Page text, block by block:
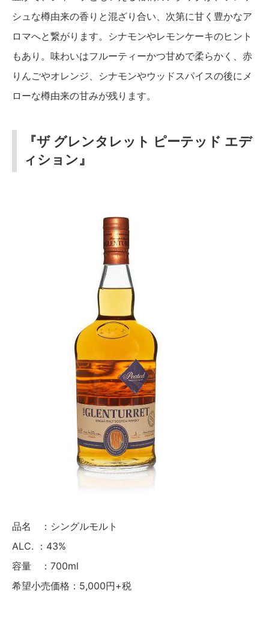
シュな樽由来の香りと混ざり合い、次第に甘く豊かなア
ロマへと繋がります。シナモンやレモンケーキのヒント
もあり。味わいはフルーティーかつ甘めで柔らかく、赤
りんごやオレンジ、シナモンやウッドスパイスの後にメ
ローな樽由来の甘みが残ります。
『ザ グレンタレット ピーテッド エデ
ィション』
品名 ：シングルモルト
ALC. ：43%
容量 ：700ml
希望小売価格：5,000円+税